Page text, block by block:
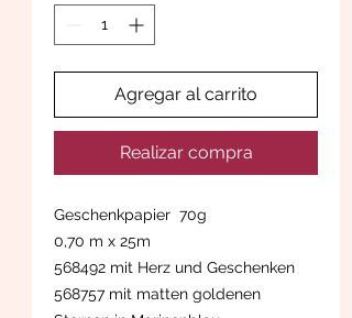
Agregar al carrito
Realizar compra
Geschenkpapier 70g
0,70 m x 25m
568492 mit Herz und Geschenken
568757 mit matten goldenen